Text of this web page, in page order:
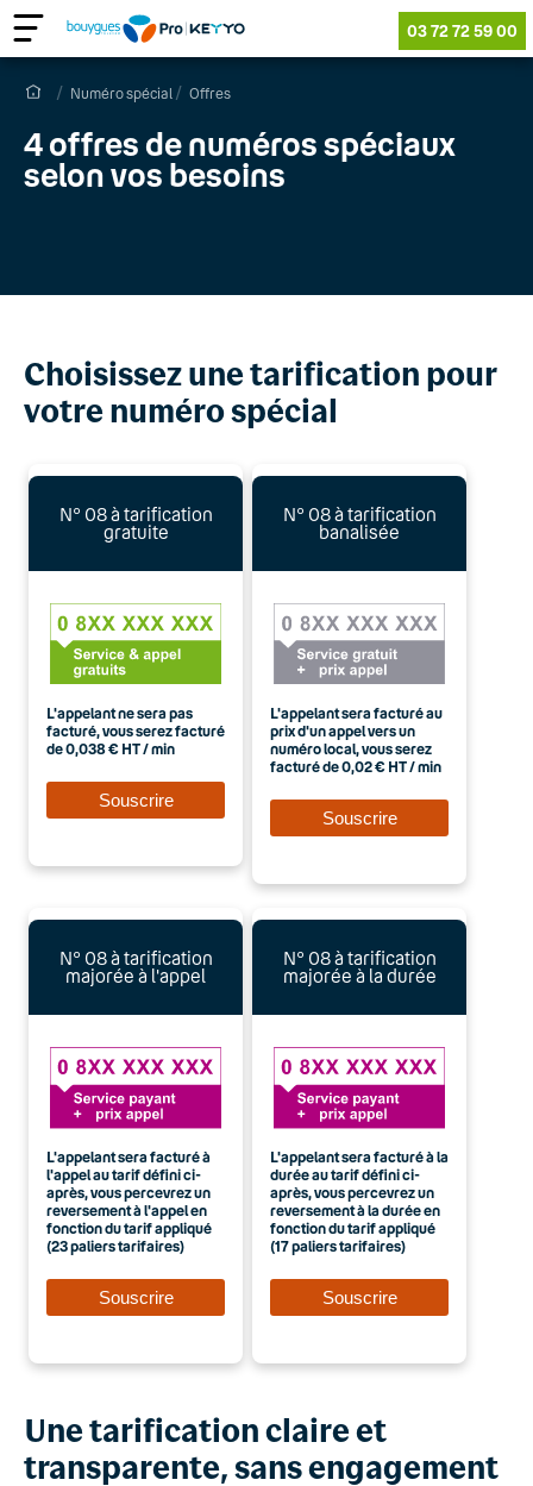
03 72 72 59 00
Numéro spécial Offres
4 offres de numéros spéciaux
selon vos besoins
Choisissez une tarification pour
votre numéro spécial
N° 08 à tarification
gratuite
L'appelant ne sera pas
facturé, vous serez facturé
de 0,038 € HT / min
N° 08 à tarification
banalisée
L'appelant sera facturé au
prix d'un appel vers un
numéro local, vous serez
facturé de 0,02 € HT / min
N° 08 à tarification
majorée à l'appel
L'appelant sera facturé à
l'appel au tarif défini ci-
après, vous percevrez un
reversement à l'appel en
fonction du tarif appliqué
(23 paliers tarifaires)
N° 08 à tarification
majorée à la durée
L'appelant sera facturé à la
durée au tarif défini ci-
après, vous percevrez un
reversement à la durée en
fonction du tarif appliqué
(17 paliers tarifaires)
Une tarification claire et
transparente, sans engagement